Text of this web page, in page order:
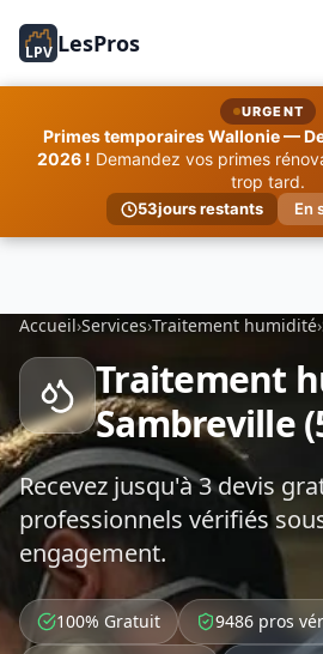
LPV LesPros
URGENT
Primes temporaires Wallonie —
2026 ! Demandez vos primes
trop tard.
53jours restants En
Accueil›Services›Traitement humidité›
Traitement
Sambreville
Recevez jusqu'à 3 devis
professionnels vérifiés
engagement.
100% Gratuit
9486 pros